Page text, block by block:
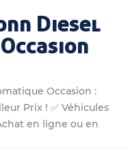
Diesel
Occasion :
Prix ! ✅ Véhicules
en ligne ou en